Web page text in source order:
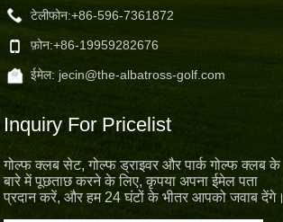
टेलीफोन:+86-596-7361872
फ़ोन:+86-19959282676
ईमेल: jecin@the-albatross-golf.com
Inquiry For Pricelist
गोल्फ क्लब सेट, गोल्फ ड्राइवर और पार्क गोल्फ क्लब के
बारे में पूछताछ करने के लिए, कृपया अपना ईमेल पता
प्रदान करें, और हम 24 घंटों के भीतर आपको जवाब देंगे।